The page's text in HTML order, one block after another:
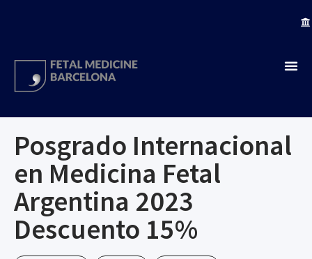
Posgrado Internacional
en Medicina Fetal
Argentina 2023
Descuento 15%